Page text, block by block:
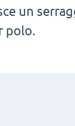
un
polo.